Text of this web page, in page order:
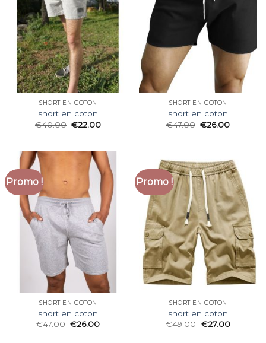
SHORT EN COTON
short en coton
€40.00 €22.00
SHORT EN COTON
short en coton
€47.00 €26.00
Promo !
SHORT EN COTON
short en coton
€47.00 €26.00
Promo !
SHORT EN COTON
short en coton
€49.00 €27.00